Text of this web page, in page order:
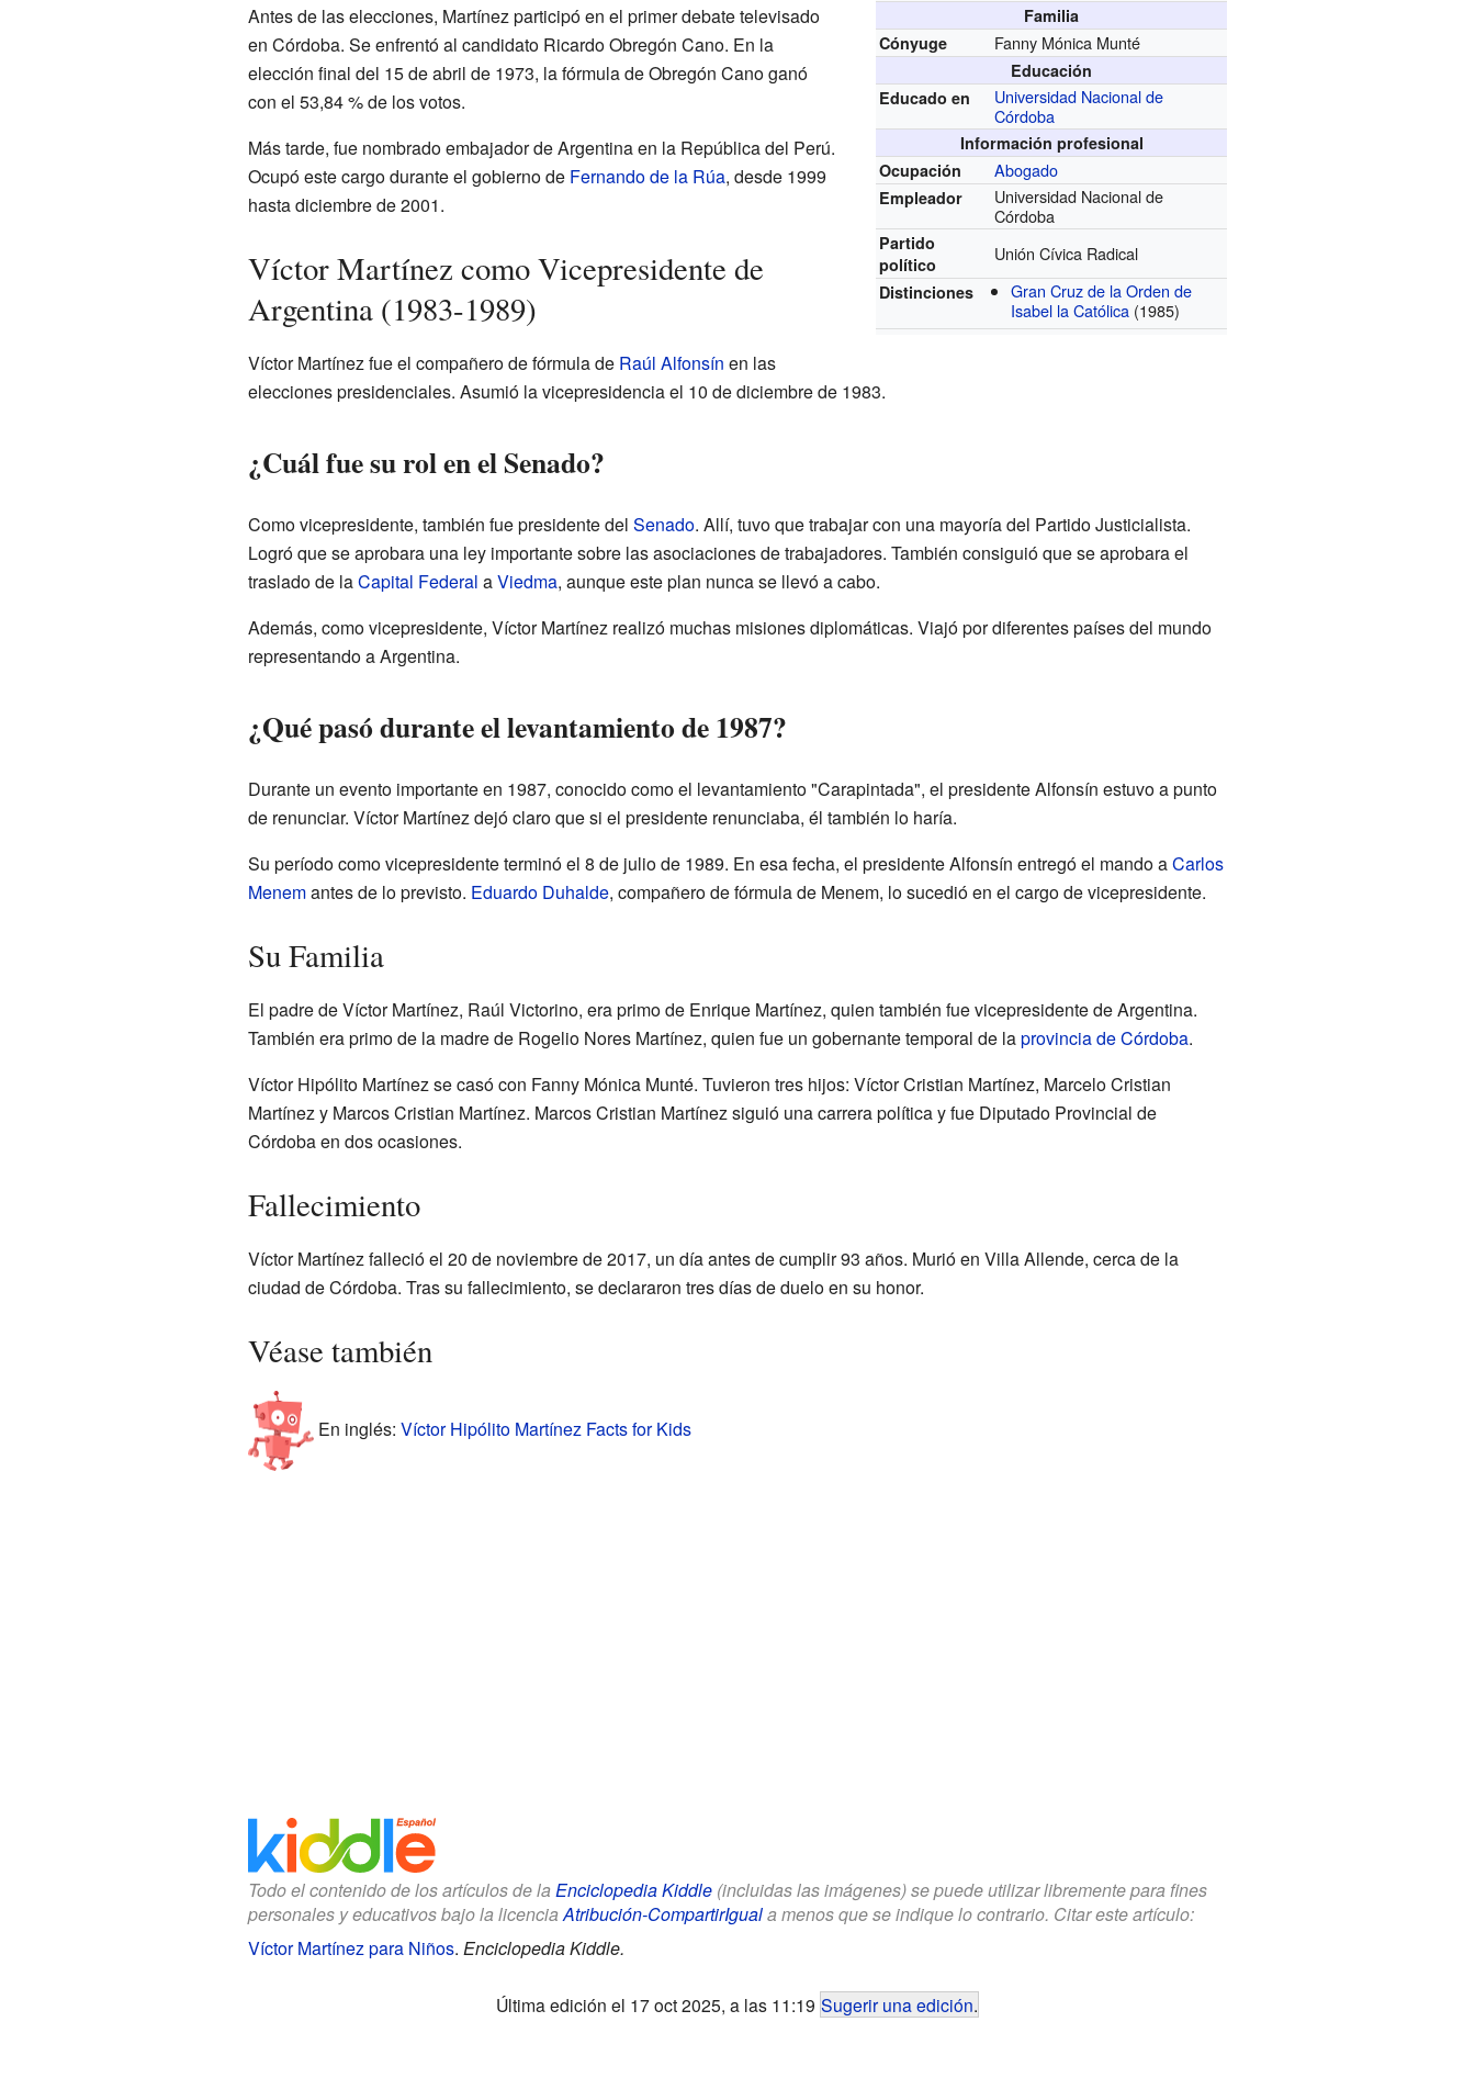
Familia
Cónyuge
Fanny Mónica Munté
Educación
Educado en
Universidad Nacional de
Córdoba
Información profesional
Ocupación
Abogado
Empleador
Universidad Nacional de
Córdoba
Partido
político
Unión Cívica Radical
Distinciones
Gran Cruz de la Orden de
Isabel la Católica (1985)
Antes de las elecciones, Martínez participó en el primer debate televisado
en Córdoba. Se enfrentó al candidato Ricardo Obregón Cano. En la
elección final del 15 de abril de 1973, la fórmula de Obregón Cano ganó
con el 53,84 % de los votos.
Más tarde, fue nombrado embajador de Argentina en la República del Perú.
Ocupó este cargo durante el gobierno de Fernando de la Rúa, desde 1999
hasta diciembre de 2001.
Víctor Martínez como Vicepresidente de
Argentina (1983-1989)
Víctor Martínez fue el compañero de fórmula de Raúl Alfonsín en las
elecciones presidenciales. Asumió la vicepresidencia el 10 de diciembre de 1983.
¿Cuál fue su rol en el Senado?
Como vicepresidente, también fue presidente del Senado. Allí, tuvo que trabajar con una mayoría del Partido Justicialista.
Logró que se aprobara una ley importante sobre las asociaciones de trabajadores. También consiguió que se aprobara el
traslado de laCapital Federal aViedma, aunque este plan nunca se llevó a cabo.
Además, como vicepresidente, Víctor Martínez realizó muchas misiones diplomáticas. Viajó por diferentes países del mundo
representando a Argentina.
¿Qué pasó durante el levantamiento de 1987?
Durante un evento importante en 1987, conocido como el levantamiento "Carapintada", el presidente Alfonsín estuvo a punto
de renunciar. Víctor Martínez dejó claro que si el presidente renunciaba, él también lo haría.
Su período como vicepresidente terminó el 8 de julio de 1989. En esa fecha, el presidente Alfonsín entregó el mando aCarlos
Menemantes de lo previsto. Eduardo Duhalde, compañero de fórmula de Menem, lo sucedió en el cargo de vicepresidente.
Su Familia
El padre de Víctor Martínez, Raúl Victorino, era primo de Enrique Martínez, quien también fue vicepresidente de Argentina.
También era primo de la madre de Rogelio Nores Martínez, quien fue un gobernante temporal de laprovincia de Córdoba.
Víctor Hipólito Martínez se casó con Fanny Mónica Munté. Tuvieron tres hijos: Víctor Cristian Martínez, Marcelo Cristian
Martínez y Marcos Cristian Martínez. Marcos Cristian Martínez siguió una carrera política y fue Diputado Provincial de
Córdoba en dos ocasiones.
Fallecimiento
Víctor Martínez falleció el 20 de noviembre de 2017, un día antes de cumplir 93 años. Murió en Villa Allende, cerca de la
ciudad de Córdoba. Tras su fallecimiento, se declararon tres días de duelo en su honor.
Véase también
En inglés: Víctor Hipólito Martínez Facts for Kids
Todo el contenido de los artículos de la Enciclopedia Kiddle(incluidas las imágenes) se puede utilizar libremente para fines
personales y educativos bajo la licenciaAtribución-CompartirIguala menos que se indique lo contrario. Citar este artículo:
Víctor Martínez para Niños. Enciclopedia Kiddle.
Última edición el 17 oct 2025, a las 11:19 Sugerir una edición.